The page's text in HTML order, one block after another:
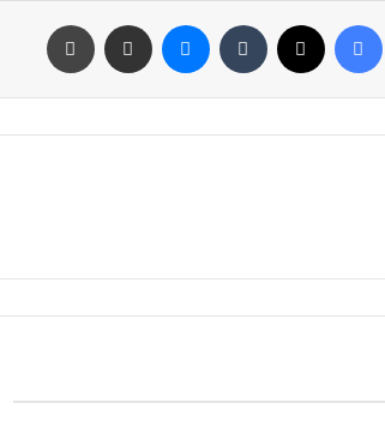
فيسبوك ماسنجر مشاركة عبر البريد